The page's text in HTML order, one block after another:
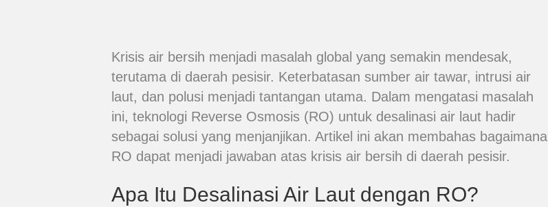
Krisis air bersih menjadi masalah global yang semakin mendesak,
terutama di daerah pesisir. Keterbatasan sumber air tawar, intrusi air
laut, dan polusi menjadi tantangan utama. Dalam mengatasi masalah
ini, teknologi Reverse Osmosis (RO) untuk desalinasi air laut hadir
sebagai solusi yang menjanjikan. Artikel ini akan membahas bagaimana
RO dapat menjadi jawaban atas krisis air bersih di daerah pesisir.
Apa Itu Desalinasi Air Laut dengan RO?